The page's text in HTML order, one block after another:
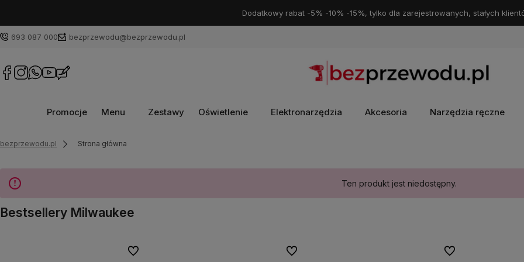
Dodatkowy rabat -5% -10% -15%, tylko dla zarejestrowanych, stałych
693 087 000 bezprzewodu@bezprzewodu.pl
Promocje Menu Zestawy Oświetlenie Elektronarzędzia Akcesoria Narzędzia ręczne
bezprzewodu.pl Strona główna
Ten produkt jest niedostępny.
Bestsellery Milwaukee
Do ulubionych Do ulubionych Do ulubionych